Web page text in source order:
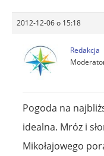
2012-12-06 o 15:18
Redakcja
Pogoda na
idealna. Mróz i
Mikołajowego